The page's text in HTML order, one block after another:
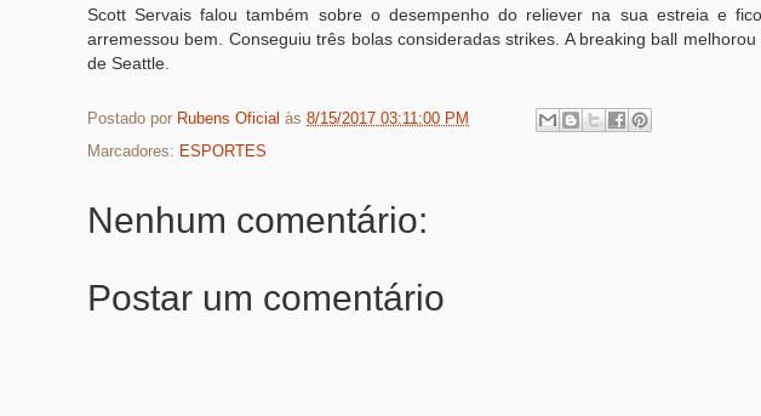
Scott Servais falou também sobre o desempenho do reliever na sua estreia e
arremessou bem. Conseguiu três bolas consideradas strikes. A breaking ball
de Seattle.
Postado por Rubens Oficial às 8/15/2017 03:11:00 PM
Marcadores: ESPORTES
Nenhum comentário:
Postar um comentário